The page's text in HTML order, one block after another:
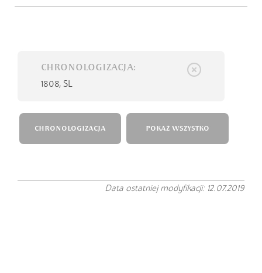
CHRONOLOGIZACJA:
1808, SL
CHRONOLOGIZACJA POKAŻ WSZYSTKO
Data ostatniej modyfikacji: 12.07.2019